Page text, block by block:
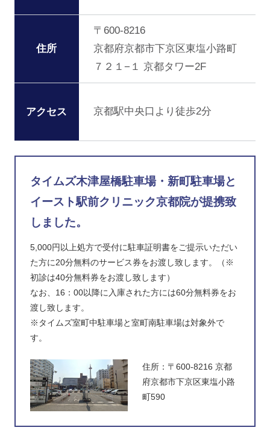
住所
〒600-8216
京都府京都市下京区東塩小路町
７２１−１ 京都タワー2F
アクセス 京都駅中央口より徒歩2分
タイムズ木津屋橋駐車場・新町駐車場と
イースト駅前クリニック京都院が提携致
しました。
5,000円以上処方で受付に駐車証明書をご提示いただい
た方に20分無料のサービス券をお渡し致します。（※
初診は40分無料券をお渡し致します）
なお、16：00以降に入庫された方には60分無料券をお
渡し致します。
※タイムズ室町中駐車場と室町南駐車場は対象外で
す。
住所：〒600-8216 京都
府京都市下京区東塩小路
町590